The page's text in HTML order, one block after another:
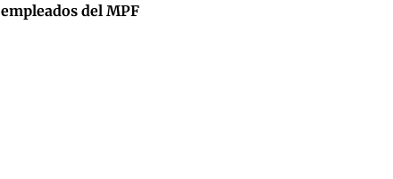
empleados del MPF